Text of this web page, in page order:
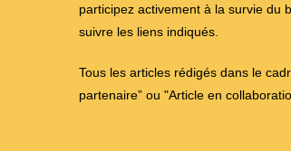
participez activement à la survie du
suivre les liens indiqués.
Tous les articles rédigés dans le
partenaire” ou "Article en